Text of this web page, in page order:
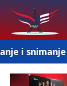
svih vaših